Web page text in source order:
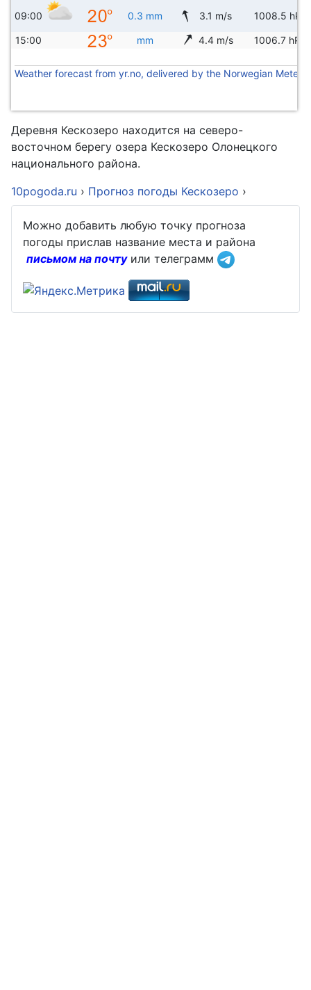
09:00 0.3 mm 3.1 m/s 1008.5 hPa
15:00 mm 4.4 m/s 1006.7 hPa
Weather forecast from yr.no, delivered by the Norwegian
Деревня Кескозеро находится на северо-
восточном берегу озера Кескозеро Олонецкого
национального района.
10pogoda.ru › Прогноз погоды Кескозеро ›
Можно добавить любую точку прогноза
погоды прислав название места и района
письмом на почтуили телеграмм